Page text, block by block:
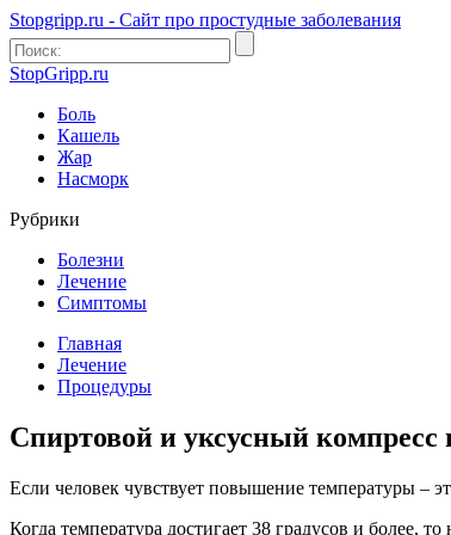
Stopgripp.ru - Cайт про простудные заболевания
StopGripp.ru
Боль
Кашель
Жар
Насморк
Рубрики
Болезни
Лечение
Симптомы
Главная
Лечение
Процедуры
Спиртовой и уксусный компресс
Если человек чувствует повышение температуры –
Когда температура достигает 38 градусов и более,